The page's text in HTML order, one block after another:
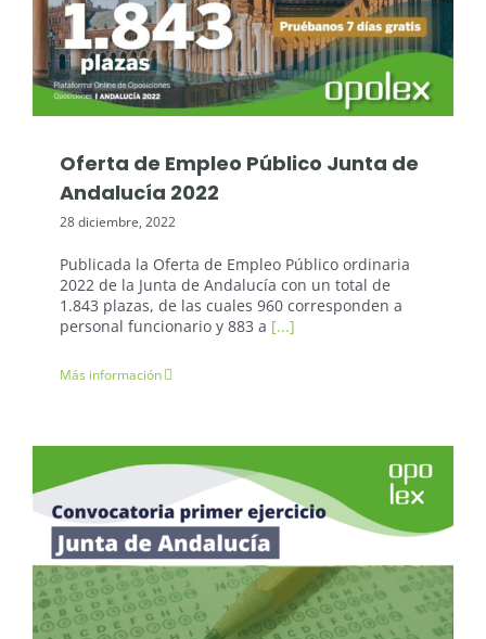
Oposiciones: Junta de Andalucía
Oferta de Empleo Público Junta de
Andalucía 2022
28 diciembre, 2022
Publicada la Oferta de Empleo Público ordinaria
2022 de la Junta de Andalucía con un total de
1.843 plazas, de las cuales 960 corresponden a
personal funcionario y 883 a [...]
Más información
Oposiciones: Junta de Andalucía